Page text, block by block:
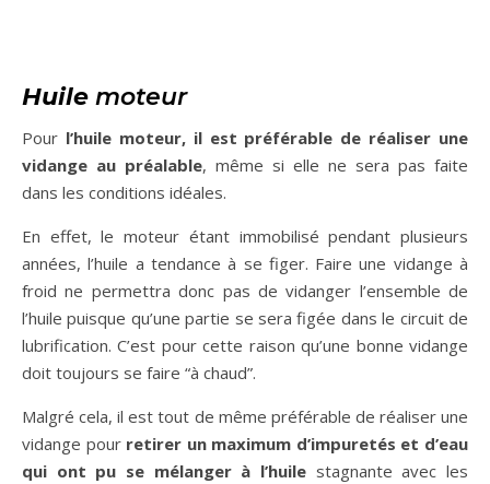
Huile moteur
Pour l’huile moteur, il est préférable de réaliser une
vidange au préalable, même si elle ne sera pas faite
dans les conditions idéales.
En effet, le moteur étant immobilisé pendant plusieurs
années, l’huile a tendance à se figer. Faire une vidange à
froid ne permettra donc pas de vidanger l’ensemble de
l’huile puisque qu’une partie se sera figée dans le circuit de
lubrification. C’est pour cette raison qu’une bonne vidange
doit toujours se faire “à chaud”.
Malgré cela, il est tout de même préférable de réaliser une
vidange pour retirer un maximum d’impuretés et d’eau
qui ont pu se mélanger à l’huile stagnante avec les